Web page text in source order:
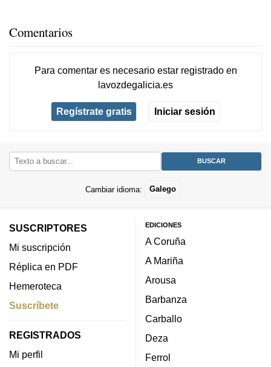
Comentarios
Para comentar es necesario estar registradoen
lavozdegalicia.es
Regístrate gratis Iniciar sesión
Cambiar idioma: Galego
SUSCRIPTORES
Mi suscripción
Réplica en PDF
Hemeroteca
Suscríbete
REGISTRADOS
Mi perfil
EDICIONES
A Coruña
A Mariña
Arousa
Barbanza
Carballo
Deza
Ferrol